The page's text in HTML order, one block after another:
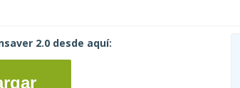
2.0 desde aquí: